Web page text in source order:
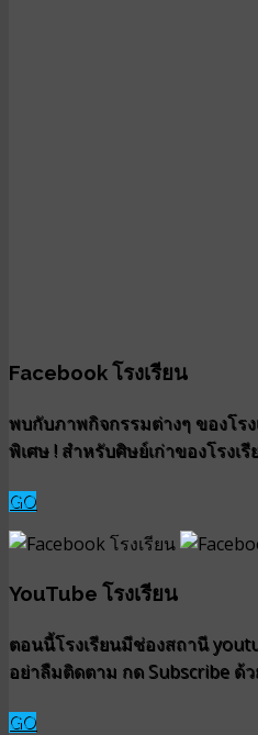
Facebook โรงเรียน
พบกับภาพกิจกรรมต่างๆ ของโรง
พิเศษ ! สำหรับศิษย์เก่าของโรงเ
GO
YouTube โรงเรียน
ตอนนี้โรงเรียนมีช่องสถานี
อย่าลืมติดตาม กด Subscribe ด้ว
GO